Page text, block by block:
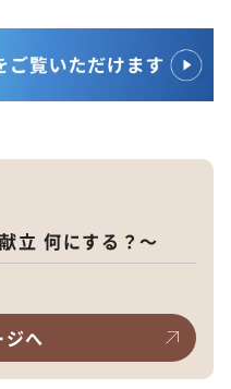
立 何にする？～
へ